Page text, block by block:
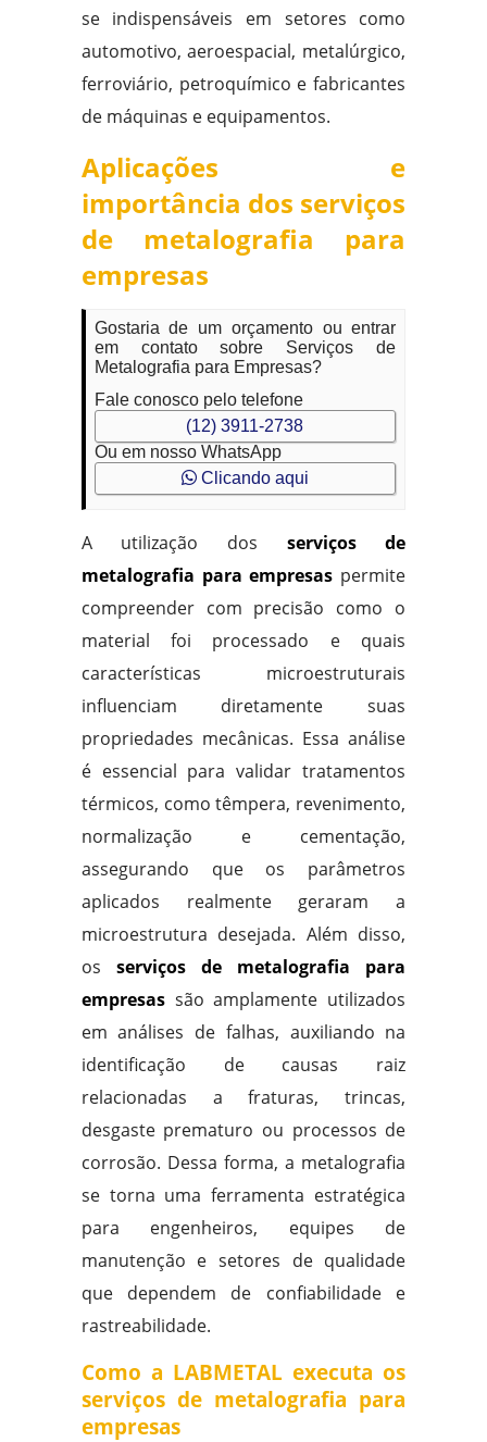
se indispensáveis em setores como
automotivo, aeroespacial, metalúrgico,
ferroviário, petroquímico e fabricantes
de máquinas e equipamentos.
Aplicações e
importância dos serviços
de metalografia para
empresas
Gostaria de um orçamento ou entrar
em contato sobre Serviços de
Metalografia para Empresas?
Fale conosco pelo telefone
(12) 3911-2738
Ou em nosso WhatsApp
Clicando aqui
A utilização dos serviços de
metalografia para empresas permite
compreender com precisão como o
material foi processado e quais
características microestruturais
influenciam diretamente suas
propriedades mecânicas. Essa análise
é essencial para validar tratamentos
térmicos, como têmpera, revenimento,
normalização e cementação,
assegurando que os parâmetros
aplicados realmente geraram a
microestrutura desejada. Além disso,
os serviços de metalografia para
empresassão amplamente utilizados
em análises de falhas, auxiliando na
identificação de causas raiz
relacionadas a fraturas, trincas,
desgaste prematuro ou processos de
corrosão. Dessa forma, a metalografia
se torna uma ferramenta estratégica
para engenheiros, equipes de
manutenção e setores de qualidade
que dependem de confiabilidade e
rastreabilidade.
Como a LABMETAL executa os
serviços de metalografia para
empresas